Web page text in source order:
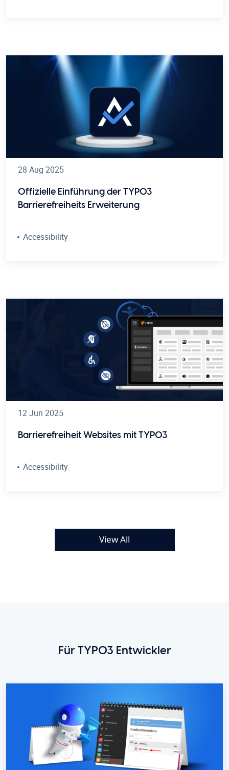
28 Aug 2025
Offizielle Einführung der TYPO3
Barrierefreiheits Erweiterung
Accessibility
12 Jun 2025
Barrierefreiheit Websites mit TYPO3
Accessibility
View All
Für TYPO3 Entwickler